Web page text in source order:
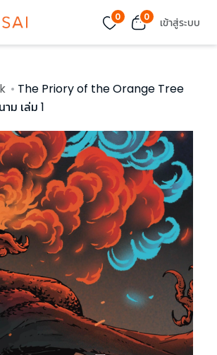
0 0 เข้าสู่ระบบ
The Priory of the Orange Tree
าม เล่ม 1